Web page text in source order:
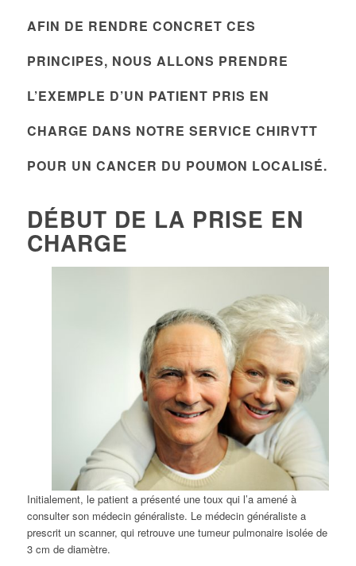
AFIN DE RENDRE CONCRET CES
PRINCIPES, NOUS ALLONS PRENDRE
L’EXEMPLE D’UN PATIENT PRIS EN
CHARGE DANS NOTRE SERVICE CHIRVTT
POUR UN CANCER DU POUMON LOCALISÉ.
DÉBUT DE LA PRISE EN
CHARGE
Initialement, le patient a présenté une toux qui l’a amené à
consulter son médecin généraliste. Le médecin généraliste a
prescrit un scanner, qui retrouve une tumeur pulmonaire isolée de
3 cm de diamètre.